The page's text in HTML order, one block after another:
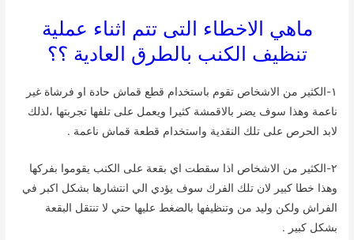
ماهي الاخطاء التى تتم اثناء عملية
تنظيف الكنب بالطرق العادية ؟؟
١-الكثير من الاشخاص تقوم باستخدام قطع قماش حادة او فرشاة غير
ناعمة وهذا سوف يضر بالاقمشة كثيرا ويعمل على تلفها تجربتها ،لذلك
لابد الحرص على تلك النقدية واستخدام قطعة قماش ناعمة .
٢-الكثير من الاشخاص اذا سقطت اي بقعة على الكنب يقوموا بفركها
وهذا خطا كبير لان تلك الفرك سوف يؤدي الي انتشارها بشكل اكبر في
الفراش ولكن وليد من وتنظيفها بالضغط عليها حتي لا تنتقل البقعة
بشكل كبير .